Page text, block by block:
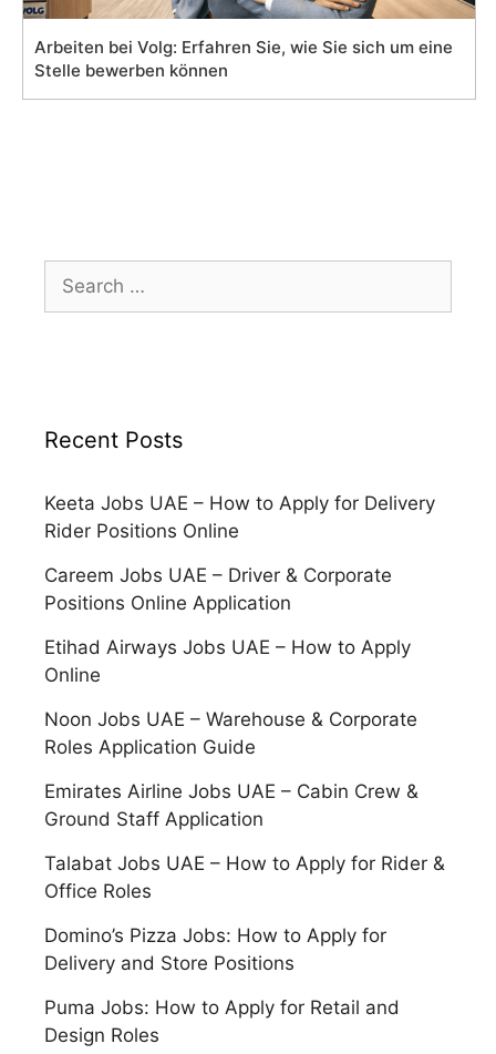
Arbeiten bei Volg: Erfahren Sie, wie Sie sich um eine
Stelle bewerben können
for:
Recent Posts
Keeta Jobs UAE – How to Apply for Delivery
Rider Positions Online
Careem Jobs UAE – Driver & Corporate
Positions Online Application
Etihad Airways Jobs UAE – How to Apply
Online
Noon Jobs UAE – Warehouse & Corporate
Roles Application Guide
Emirates Airline Jobs UAE – Cabin Crew &
Ground Staff Application
Talabat Jobs UAE – How to Apply for Rider &
Office Roles
Domino’s Pizza Jobs: How to Apply for
Delivery and Store Positions
Puma Jobs: How to Apply for Retail and
Design Roles